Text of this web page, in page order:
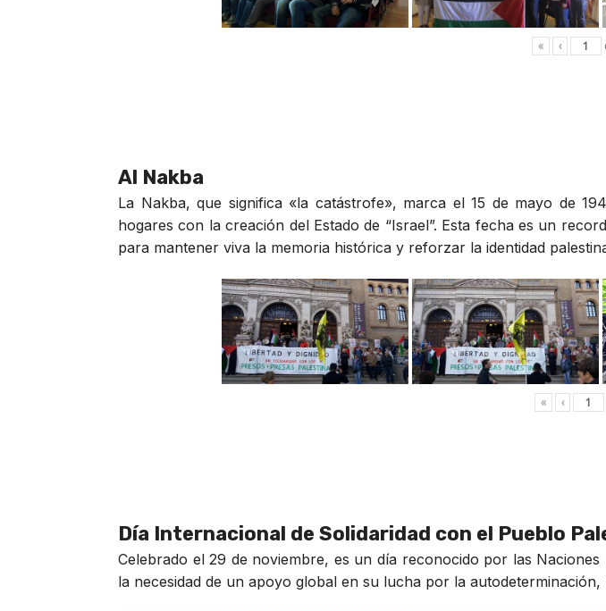
« ‹
Al Nakba
La Nakba, que significa «la catástrofe», marca el 15 de mayo de
hogares con la creación del Estado de “Israel”. Esta fecha es un
para mantener viva la memoria histórica y reforzar la identidad
« ‹
Día Internacional de Solidaridad con el Pueblo
Celebrado el 29 de noviembre, es un día reconocido por las
la necesidad de un apoyo global en su lucha por la autodeterminación,